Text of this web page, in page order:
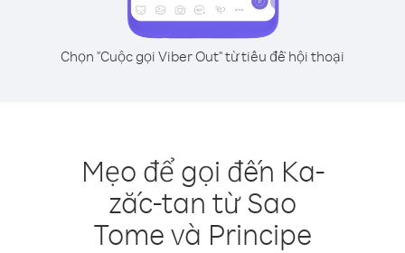
Chọn "Cuộc gọi Viber Out" từ tiêu đề hội thoại
Mẹo để gọi đến Ka-
zắc-tan từ Sao
Tome và Principe